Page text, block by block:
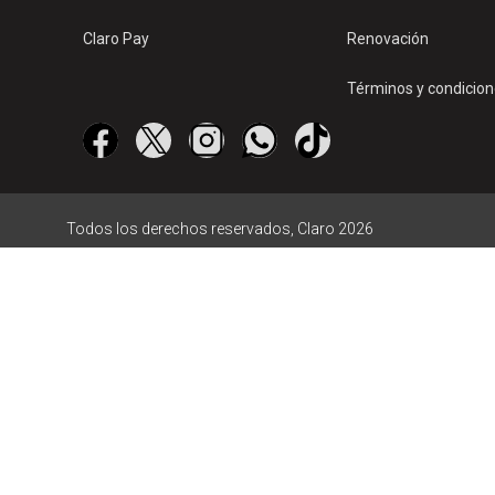
Claro Pay Renovación
Términos y
Todos los derechos reservados, Claro 2026